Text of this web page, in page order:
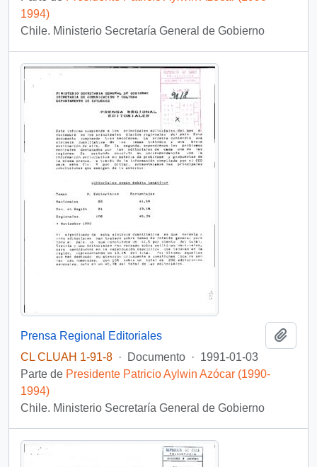
1994)
Chile. Ministerio Secretaría General de Gobierno
Prensa Regional Editoriales
CL CLUAH 1-91-8 · Documento · 1991-01-03
Parte de Presidente Patricio Aylwin Azócar (1990-
1994)
Chile. Ministerio Secretaría General de Gobierno